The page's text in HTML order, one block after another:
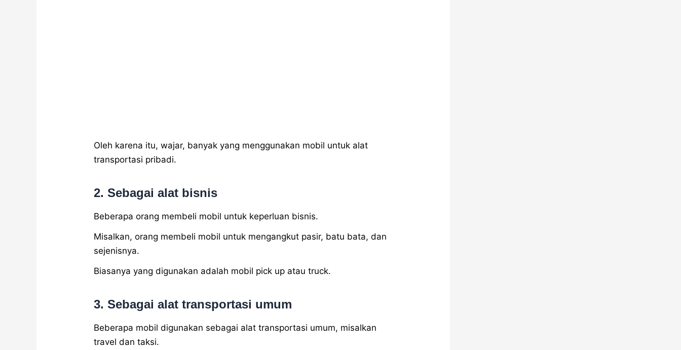
Oleh karena itu, wajar, banyak yang menggunakan mobil untuk alat
transportasi pribadi.
2. Sebagai alat bisnis
Beberapa orang membeli mobil untuk keperluan bisnis.
Misalkan, orang membeli mobil untuk mengangkut pasir, batu bata, dan
sejenisnya.
Biasanya yang digunakan adalah mobil pick up atau truck.
3. Sebagai alat transportasi umum
Beberapa mobil digunakan sebagai alat transportasi umum, misalkan
travel dan taksi.